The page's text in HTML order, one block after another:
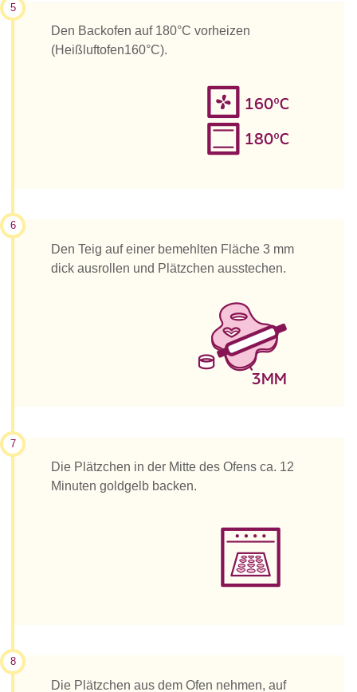
5
Den Backofen auf 180°C vorheizen
(Heißluftofen160°C).
6
Den Teig auf einer bemehlten Fläche 3 mm
dick ausrollen und Plätzchen ausstechen.
7
Die Plätzchen in der Mitte des Ofens ca. 12
Minuten goldgelb backen.
8
Die Plätzchen aus dem Ofen nehmen, auf